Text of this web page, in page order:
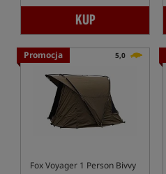
KUP
Promocja 5,0
Fox Voyager 1 Person Bivvy